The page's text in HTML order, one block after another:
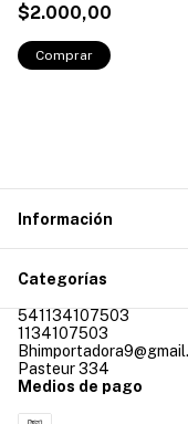
$2.000,00
Información
Categorías
541134107503
1134107503
Pasteur 334
Medios de pago